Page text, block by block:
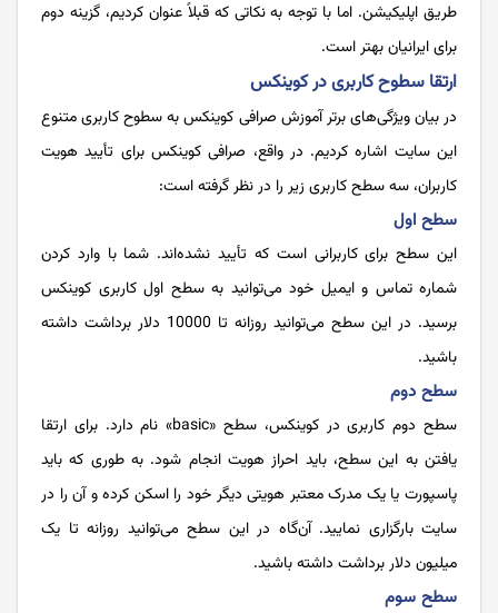
طریق اپلیکیشن. اما با توجه به نکاتی که قبلاً عنوان کردیم، گزینه دوم
برای ایرانیان بهتر است.
ارتقا سطوح کاربری در کوینکس
در بیان ویژگی‌های برتر آموزش صرافی کوینکس به سطوح کاربری متنوع
این سایت اشاره کردیم. در واقع، صرافی کوینکس برای تأیید هویت
کاربران، سه سطح کاربری زیر را در نظر گرفته است:
سطح اول
این سطح برای کاربرانی است که تأیید نشده‌اند. شما با وارد کردن
شماره تماس و ایمیل خود می‌توانید به سطح اول کاربری کوینکس
برسید. در این سطح می‌توانید روزانه تا 10000 دلار برداشت داشته
باشید.
سطح دوم
سطح دوم کاربری در کوینکس، سطح «basic» نام دارد. برای ارتقا
یافتن به این سطح، باید احراز هویت انجام شود. به طوری که باید
پاسپورت یا یک مدرک معتبر هویتی دیگر خود را اسکن کرده و آن را در
سایت بارگزاری نمایید. آن‌گاه در این سطح می‌توانید روزانه تا یک
میلیون دلار برداشت داشته باشید.
سطح سوم